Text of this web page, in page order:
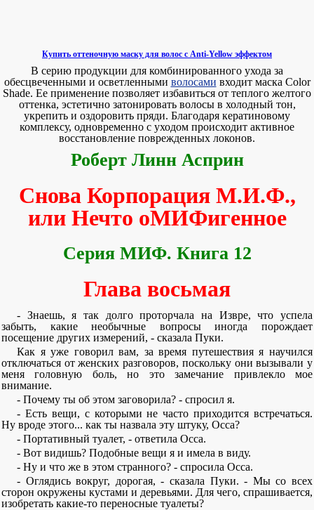
Купить оттеночную маску для волос с Anti-Yellow эффектом
В серию продукции для комбинированного ухода за
обесцвеченными и осветленными волосами входит маска Color
Shade. Ее применение позволяет избавиться от теплого желтого
оттенка, эстетично затонировать волосы в холодный тон,
укрепить и оздоровить пряди. Благодаря кератиновому
комплексу, одновременно с уходом происходит активное
восстановление поврежденных локонов.
Роберт Линн Асприн
Снова Корпорация М.И.Ф.,
или Нечто оМИФигенное
Серия МИФ. Книга 12
Глава восьмая
- Знаешь, я так долго проторчала на Извре, что успела
забыть, какие необычные вопросы иногда порождает
посещение других измерений, - сказала Пуки.
Как я уже говорил вам, за время путешествия я научился
отключаться от женских разговоров, поскольку они вызывали у
меня головную боль, но это замечание привлекло мое
внимание.
- Почему ты об этом заговорила? - спросил я.
- Есть вещи, с которыми не часто приходится встречаться.
Ну вроде этого... как ты назвала эту штуку, Осса?
- Портативный туалет, - ответила Осса.
- Вот видишь? Подобные вещи я и имела в виду.
- Ну и что же в этом странного? - спросила Осса.
- Оглядись вокруг, дорогая, - сказала Пуки. - Мы со всех
сторон окружены кустами и деревьями. Для чего, спрашивается,
изобретать какие-то переносные туалеты?